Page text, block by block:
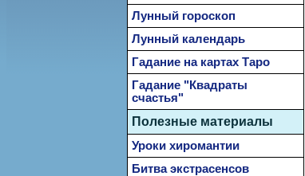
Лунный гороскоп
Лунный календарь
Гадание на картах Таро
Гадание "Квадраты
счастья"
Полезные материалы
Уроки хиромантии
Битва экстрасенсов